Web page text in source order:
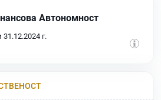
Автономност
31.12.2024 г.